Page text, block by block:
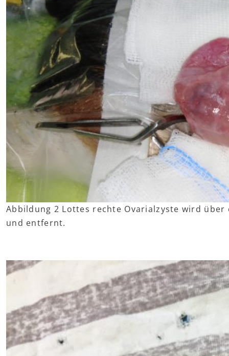
Abbildung 2 Lottes rechte Ovarialzyste wird
und entfernt.